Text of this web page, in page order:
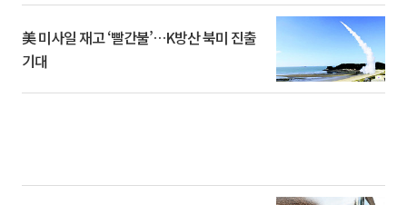
美 미사일 재고 ‘빨간불’…K방산 북미 진출
기대